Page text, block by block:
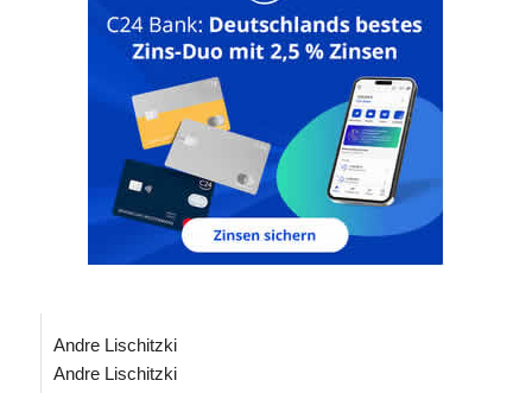
Andre Lischitzki
Andre Lischitzki